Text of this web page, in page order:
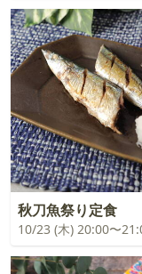
秋刀魚祭り定食
10/23 (木) 20:00〜